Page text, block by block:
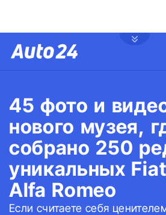
45 фото и
нового музея,
собрано 250
уникальных
Alfa Romeo
Если считаете себя